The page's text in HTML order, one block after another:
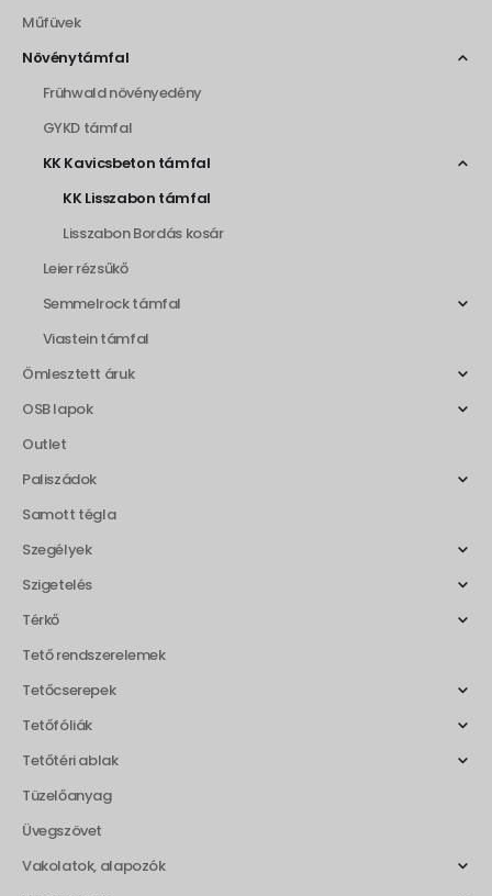
Műfüvek
Növénytámfal
Frühwald növényedény
GYKD támfal
KK Kavicsbeton támfal
KK Lisszabon támfal
Lisszabon Bordás kosár
Leier rézsűkő
Semmelrock támfal
Viastein támfal
Ömlesztett áruk
OSB lapok
Outlet
Paliszádok
Samott tégla
Szegélyek
Szigetelés
Térkő
Tető rendszerelemek
Tetőcserepek
Tetőfóliák
Tetőtéri ablak
Tüzelőanyag
Üvegszövet
Vakolatok, alapozók